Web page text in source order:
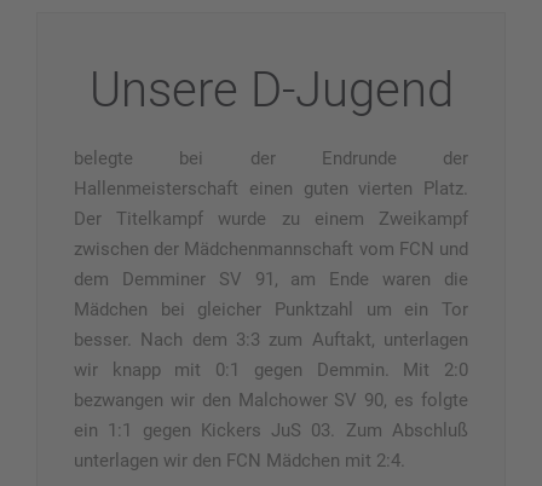
Unsere D-Jugend
belegte bei der Endrunde der
Hallenmeisterschaft einen guten vierten Platz.
Der Titelkampf wurde zu einem Zweikampf
zwischen der Mädchenmannschaft vom FCN und
dem Demminer SV 91, am Ende waren die
Mädchen bei gleicher Punktzahl um ein Tor
besser. Nach dem 3:3 zum Auftakt, unterlagen
wir knapp mit 0:1 gegen Demmin. Mit 2:0
bezwangen wir den Malchower SV 90, es folgte
ein 1:1 gegen Kickers JuS 03. Zum Abschluß
unterlagen wir den FCN Mädchen mit 2:4.